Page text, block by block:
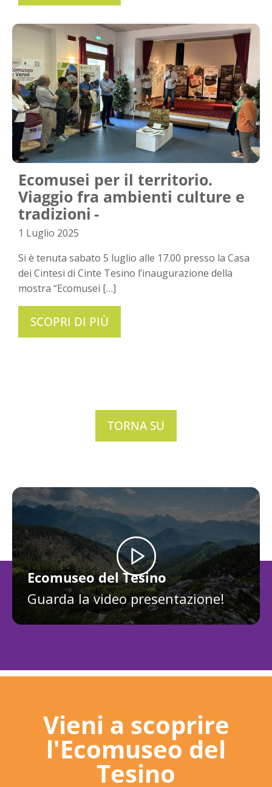
Ecomusei per il territorio.
Viaggio fra ambienti culture e
tradizioni
1 Luglio 2025
Si è tenuta sabato 5 luglio alle 17.00 presso la Casa
dei Cintesi di Cinte Tesino l’inaugurazione della
mostra “Ecomusei […]
SCOPRI DI PIÙ
TORNA SU
Ecomuseo del Tesino
Guarda la video presentazione!
Vieni a scoprire
l'Ecomuseo del
Tesino